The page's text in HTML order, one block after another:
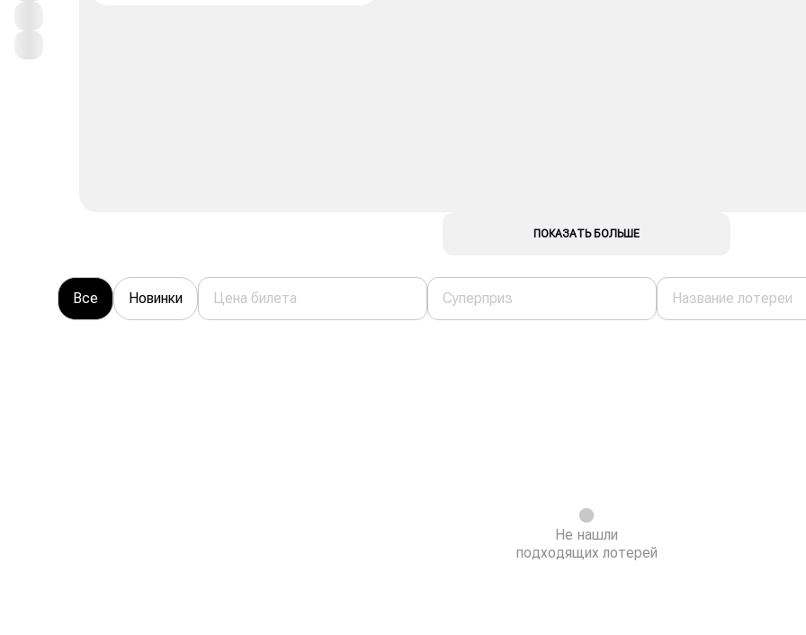
ПОКАЗАТЬ БОЛЬШЕ
Все Новинки
Не нашли
подходящих лотерей